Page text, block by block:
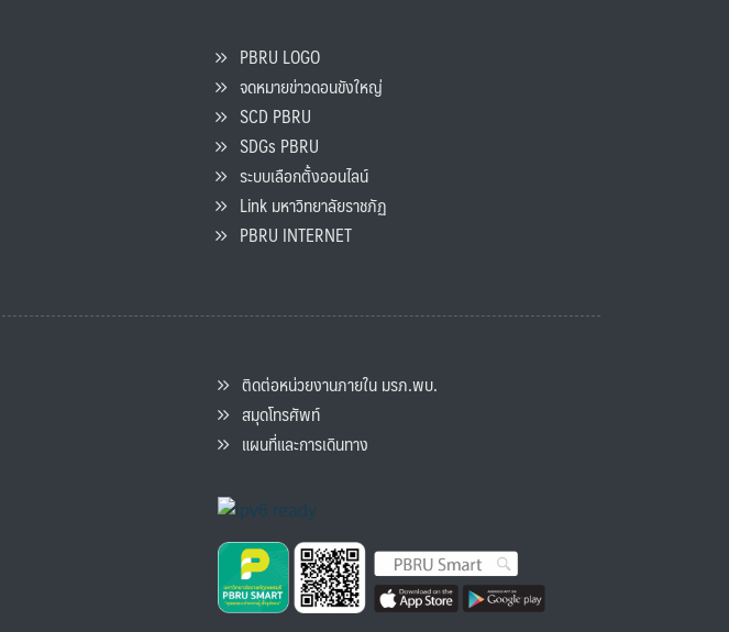
PBRU LOGO
จดหมายข่าวดอนขังใหญ่
SCD PBRU
SDGs PBRU
ระบบเลือกตั้งออนไลน์
Link มหาวิทยาลัยราชภัฏ
PBRU INTERNET
ติดต่อหน่วยงานภายใน มรภ.พบ.
สมุดโทรศัพท์
แผนที่และการเดินทาง